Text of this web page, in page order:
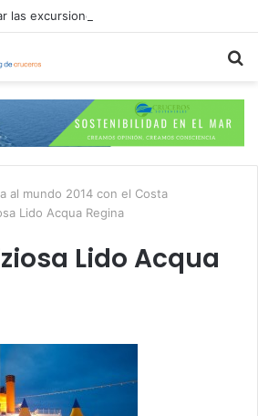
al mundo 2014 con el Costa
Lido Acqua Regina
Lido Acqua